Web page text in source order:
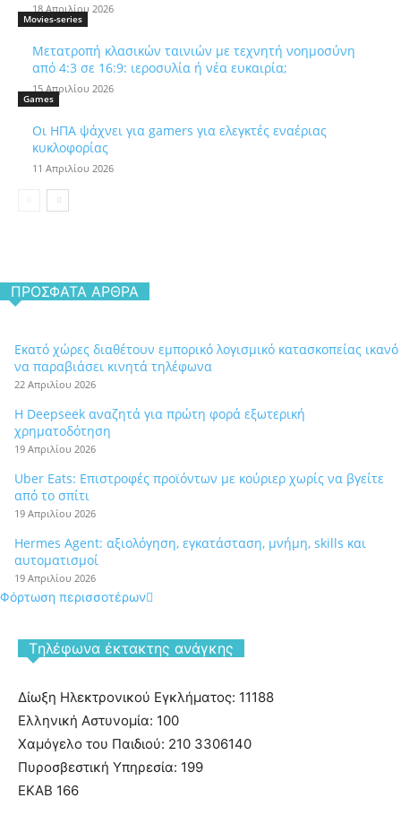
18 Απριλίου 2026
Movies-series
Μετατροπή κλασικών ταινιών με τεχνητή νοημοσύνη
από 4:3 σε 16:9: ιεροσυλία ή νέα ευκαιρία;
15 Απριλίου 2026
Games
Οι ΗΠΑ ψάχνει για gamers για ελεγκτές εναέριας
κυκλοφορίας
11 Απριλίου 2026
ΠΡΌΣΦΑΤΑ ΆΡΘΡΑ
Εκατό χώρες διαθέτουν εμπορικό λογισμικό κατασκοπείας ικανό
να παραβιάσει κινητά τηλέφωνα
22 Απριλίου 2026
Η Deepseek αναζητά για πρώτη φορά εξωτερική
χρηματοδότηση
19 Απριλίου 2026
Uber Eats: Επιστροφές προϊόντων με κούριερ χωρίς να βγείτε
από το σπίτι
19 Απριλίου 2026
Hermes Agent: αξιολόγηση, εγκατάσταση, μνήμη, skills και
αυτοματισμοί
19 Απριλίου 2026
Φόρτωση περισσοτέρων
Tηλέφωνα έκτακτης ανάγκης
Δίωξη Ηλεκτρονικού Εγκλήματος: 11188
Ελληνική Αστυνομία: 100
Χαμόγελο του Παιδιού: 210 3306140
Πυροσβεστική Υπηρεσία: 199
ΕΚΑΒ 166